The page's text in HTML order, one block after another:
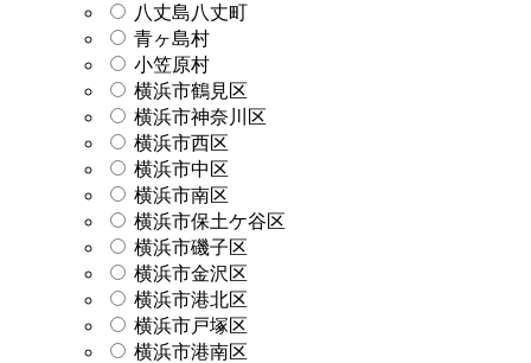
八丈島八丈町
青ヶ島村
小笠原村
横浜市鶴見区
横浜市神奈川区
横浜市西区
横浜市中区
横浜市南区
横浜市保土ケ谷区
横浜市磯子区
横浜市金沢区
横浜市港北区
横浜市戸塚区
横浜市港南区